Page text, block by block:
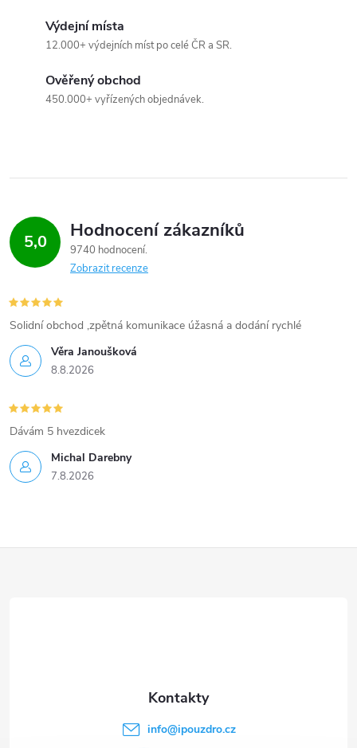
r
v
k
v
ý
p
i
s
u
Výdejní místa
12.000+ výdejních míst po celé ČR a SR.
Ověřený obchod
450.000+ vyřízených objednávek.
5,0 Hodnocení zákazníků
9740 hodnocení
Zobrazit recenze
Věra Janoušková
8.8.2026
Solidní obchod ,zpětná komunikace úžasná a dodání rychlé
Michal Darebny
7.8.2026
Dávám 5 hvezdicek
info@ipouzdro.cz